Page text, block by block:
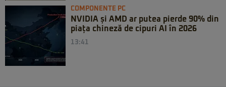
COMPONENTE PC
NVIDIA și AMD ar putea pierde 90% din
piața chineză de cipuri AI în 2026
13:41